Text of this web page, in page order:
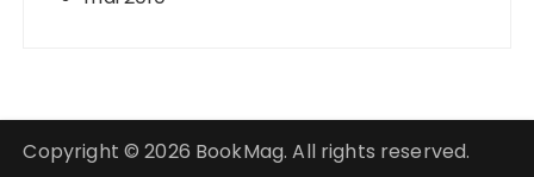
Copyright © 2026 BookMag. All rights reserved.